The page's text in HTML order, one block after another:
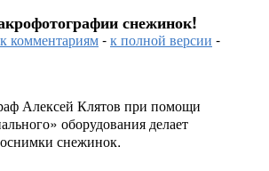
снежинок!
к комментариям-к полной версии -
Алексей Клятов при помощи
оборудования делает
снежинок.